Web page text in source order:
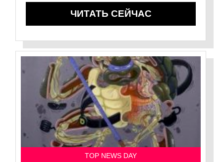
ЧИТАТЬ СЕЙЧАС
TOP NEWS DAY